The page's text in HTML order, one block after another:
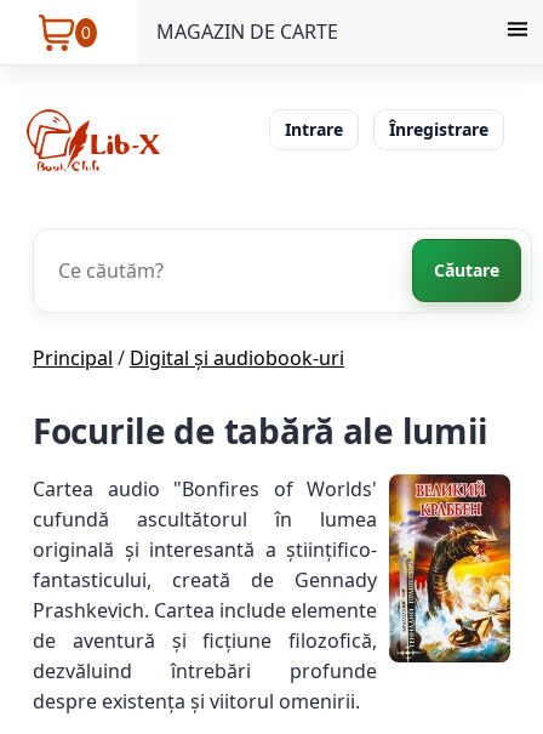
0 MAGAZIN DE CARTE
Intrare Înregistrare
Căutare
Principal / Digital și audiobook-uri
Focurile de tabără ale lumii
Cartea audio "Bonfires of Worlds'
cufundă ascultătorul în lumea
originală și interesantă a științifico-
fantasticului, creată de Gennady
Prashkevich. Cartea include elemente
de aventură și ficțiune filozofică,
dezvăluind întrebări profunde
despre existența și viitorul omenirii.